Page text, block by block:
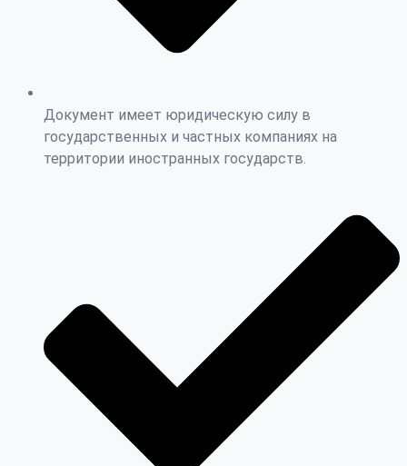
Документ имеет юридическую силу в
государственных и частных компаниях на
территории иностранных государств.